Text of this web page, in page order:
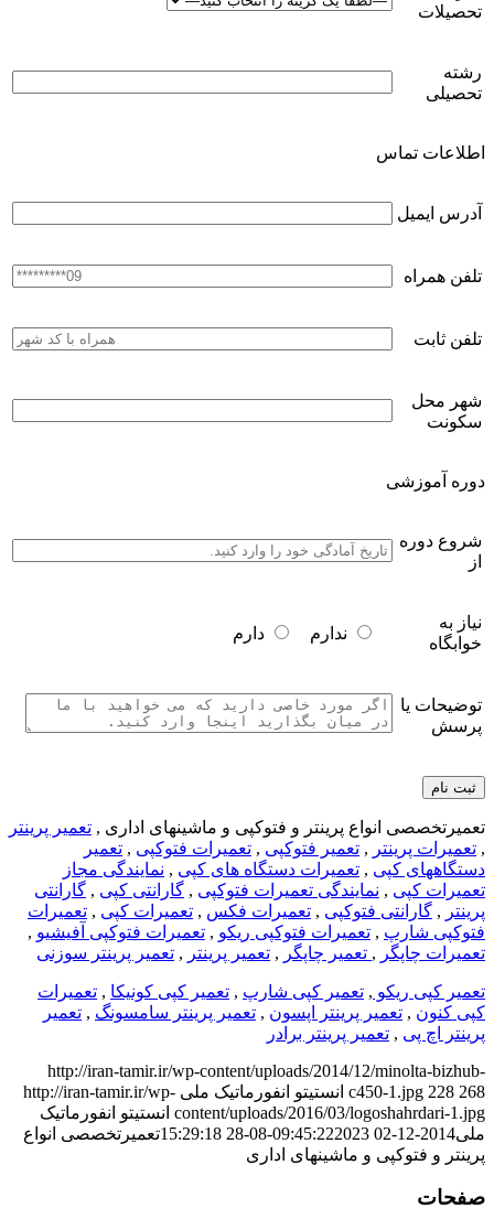
تحصیلات
رشته
تحصیلی
اطلاعات تماس
آدرس ایمیل
تلفن همراه
تلفن ثابت
شهر محل
سکونت
دوره آموزشی
شروع دوره
از
نیاز به
خوابگاه
ندارم دارم
توضیحات یا
پرسش
تعمیرتخصصی انواع پرینتر و فتوکپی و ماشینهای اداری , تعمیر پرینتر
, تعمیرات پرینتر , تعمیر فتوکپی , تعمیرات فتوکپی , تعمیر
دستگاههای کپی , تعمیرات دستگاه های کپی , نمایندگی مجاز
تعمیرات کپی , نمایندگی تعمیرات فتوکپی , گارانتی کپی , گارانتی
پرینتر , گارانتی فتوکپی , تعمیرات فکس , تعمیرات کپی , تعمیرات
فتوکپی شارپ , تعمیرات فتوکپی ریکو , تعمیرات فتوکپی آفیشیو ,
تعمیرات چاپگر , تعمیر چاپگر , تعمیر پرینتر , تعمیر پرینتر سوزنی
تعمیر کپی ریکو , تعمیر کپی شارپ , تعمیر کپی کونیکا , تعمیرات
کپی کنون , تعمیر پرینتر اپسون , تعمیر پرینتر سامسونگ , تعمیر
پرینتر اچ پی , تعمیر پرینتر برادر
http://iran-tamir.ir/wp-content/uploads/2014/12/minolta-bizhub-
c450-1.jpg 228 268 انستیتو انفورماتیک ملی http://iran-tamir.ir/wp-
content/uploads/2016/03/logoshahrdari-1.jpg انستیتو انفورماتیک
ملی2014-12-02 09:45:22
2023-08-28 15:29:18
تعمیرتخصصی انواع
پرینتر و فتوکپی و ماشینهای اداری
صفحات